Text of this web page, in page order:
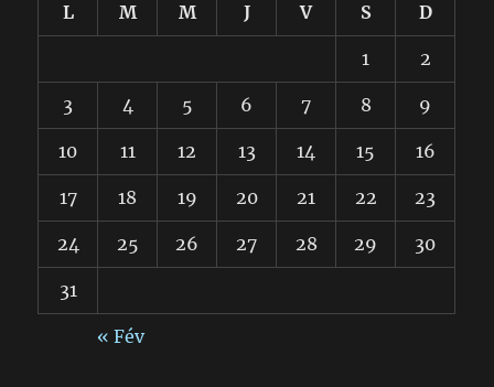
L M M J V S D
1 2
3 4 5 6 7 8 9
10 11 12 13 14 15 16
17 18 19 20 21 22 23
24 25 26 27 28 29 30
31
« Fév